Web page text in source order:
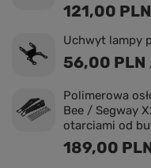
121,00 PLN
Uchwyt lampy
56,00 PLN
Polimerowa
Bee / Segway
otarciami od
189,00